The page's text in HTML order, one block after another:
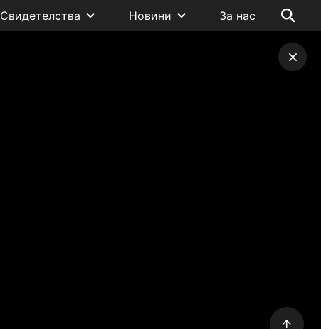
Свидетелства Новини За нас